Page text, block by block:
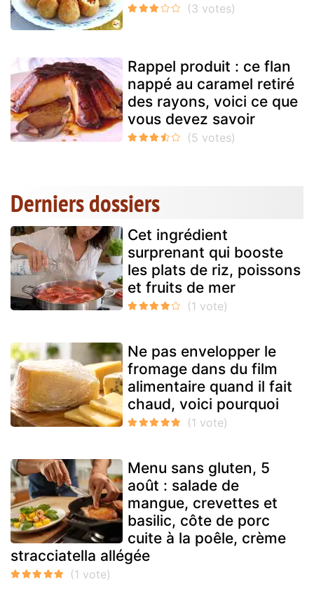
Rappel produit : ce flan
nappé au caramel retiré
des rayons, voici ce que
vous devez savoir
Derniers dossiers
Cet ingrédient
surprenant qui booste
les plats de riz, poissons
et fruits de mer
Ne pas envelopper le
fromage dans du film
alimentaire quand il fait
chaud, voici pourquoi
Menu sans gluten, 5
août : salade de
mangue, crevettes et
basilic, côte de porc
cuite à la poêle, crème
stracciatella allégée